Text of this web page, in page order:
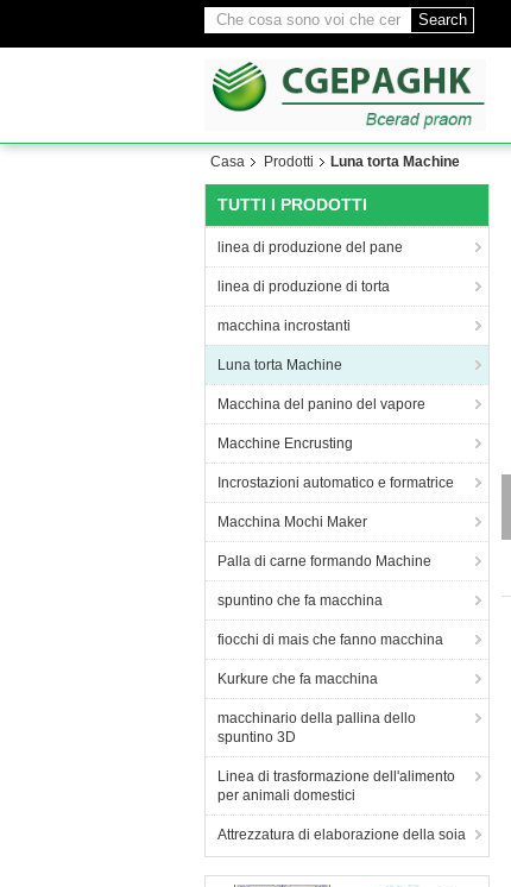
Search
Casa Prodotti Luna torta Machine
TUTTI I PRODOTTI
linea di produzione del pane
linea di produzione di torta
macchina incrostanti
Luna torta Machine
Macchina del panino del vapore
Macchine Encrusting
Incrostazioni automatico e formatrice
Macchina Mochi Maker
Palla di carne formando Machine
spuntino che fa macchina
fiocchi di mais che fanno macchina
Kurkure che fa macchina
macchinario della pallina dello
spuntino 3D
Linea di trasformazione dell'alimento
per animali domestici
Attrezzatura di elaborazione della soia